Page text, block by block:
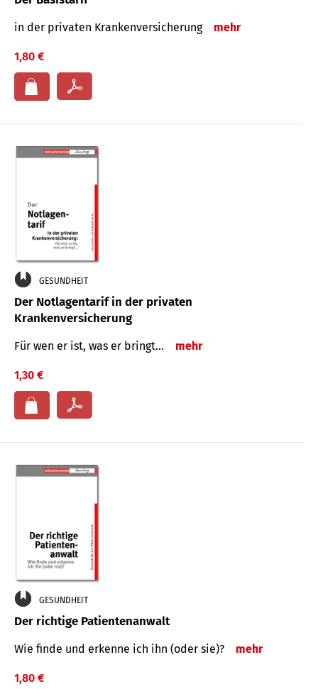
in der privaten Kran­ken­ver­siche­rung mehr
1,80 €
GESUNDHEIT
Der Notlagentarif in der privaten
Krankenversicherung
Für wen er ist, was er bringt… mehr
1,30 €
GESUNDHEIT
Der richtige Patientenanwalt
Wie finde und erkenne ich ihn (oder sie)? mehr
1,80 €